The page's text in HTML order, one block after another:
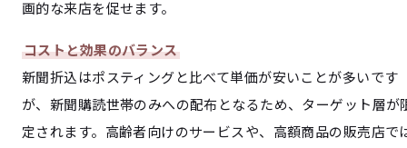
画的な来店を促せます。
コストと効果のバランス
新聞折込はポスティングと比べて単価が安いことが多いです
が、新聞購読世帯のみへの配布となるため、ターゲット層が
定されます。高齢者向けのサービスや、高額商品の販売店で